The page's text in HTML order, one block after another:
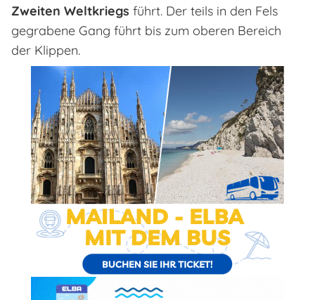
Zweiten Weltkriegs führt. Der teils in den Fels
gegrabene Gang führt bis zum oberen Bereich
der Klippen.